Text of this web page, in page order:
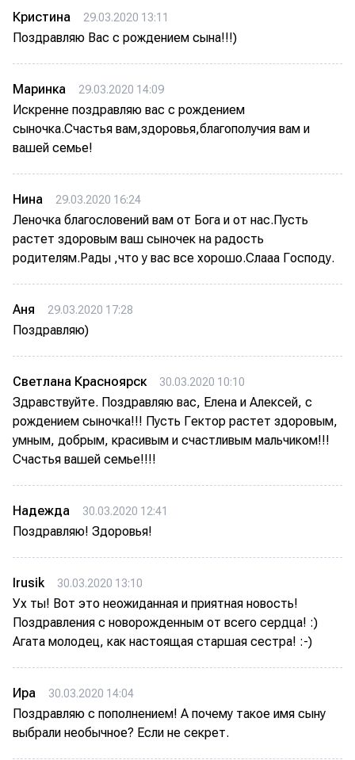
Кристина 29.03.2020 13:11
Поздравляю Вас с рождением сына!!!)
Маринка 29.03.2020 14:09
Искренне поздравляю вас с рождением
сыночка.Счастья вам,здоровья,благополучия вам и
вашей семье!
Нина 29.03.2020 16:24
Леночка благословений вам от Бога и от нас.Пусть
растет здоровым ваш сыночек на радость
родителям.Рады ,что у вас все хорошо.Слааа Господу.
Аня 29.03.2020 17:28
Поздравляю)
Светлана Красноярск 30.03.2020 10:10
Здравствуйте. Поздравляю вас, Елена и Алексей, с
рождением сыночка!!! Пусть Гектор растет здоровым,
умным, добрым, красивым и счастливым мальчиком!!!
Счастья вашей семье!!!!
Надежда 30.03.2020 12:41
Поздравляю! Здоровья!
Irusik 30.03.2020 13:10
Ух ты! Вот это неожиданная и приятная новость!
Поздравления с новорожденным от всего сердца! :)
Агата молодец, как настоящая старшая сестра! :-)
Ира 30.03.2020 14:04
Поздравляю с пополнением! А почему такое имя сыну
выбрали необычное? Если не секрет.